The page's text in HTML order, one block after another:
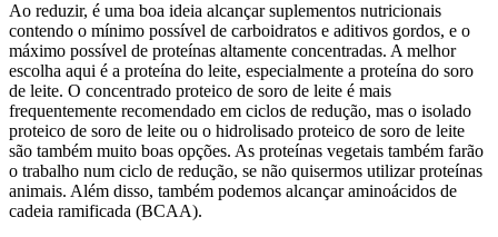
Ao reduzir, é uma boa ideia alcançar suplementos nutricionais
contendo o mínimo possível de carboidratos e aditivos gordos, e o
máximo possível de proteínas altamente concentradas. A melhor
escolha aqui é a proteína do leite, especialmente a proteína do soro
de leite. O concentrado proteico de soro de leite é mais
frequentemente recomendado em ciclos de redução, mas o isolado
proteico de soro de leite ou o hidrolisado proteico de soro de leite
são também muito boas opções. As proteínas vegetais também farão
o trabalho num ciclo de redução, se não quisermos utilizar proteínas
animais. Além disso, também podemos alcançar aminoácidos de
cadeia ramificada (BCAA).